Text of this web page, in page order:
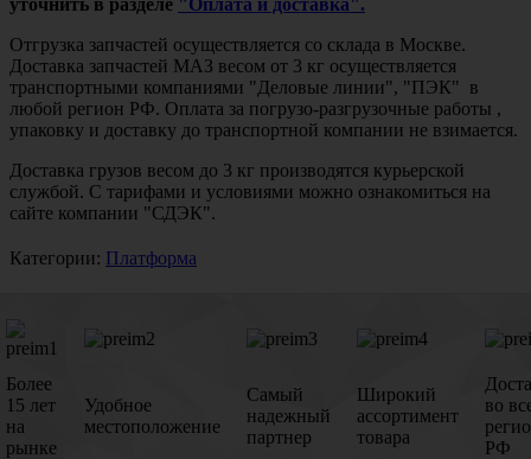
Отгрузка запчастей осуществляется со склада в Москве.
Доставка запчастей МАЗ весом от 3 кг осуществляется
транспортными компаниями "Деловые линии", "ПЭК" в
любой регион РФ. Оплата за погрузо-разгрузочные работы ,
упаковку и доставку до транспортной компании не взимается.
Доставка грузов весом до 3 кг производятся курьерской
службой. С тарифами и условиями можно ознакомиться на
сайте компании "СДЭК".
Категории: Платформа
Более
15 лет
на
рынке
Удобное
местоположение
Самый
надежный
партнер
Широкий
ассортимент
товара
во
РФ